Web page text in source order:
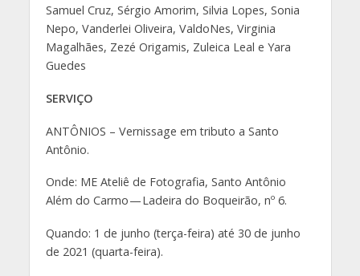
Samuel Cruz, Sérgio Amorim, Silvia Lopes, Sonia
Nepo, Vanderlei Oliveira, ValdoNes, Virginia
Magalhães, Zezé Origamis, Zuleica Leal e Yara
Guedes
SERVIÇO
ANTÔNIOS – Vernissage em tributo a Santo
Antônio.
Onde: ME Ateliê de Fotografia, Santo Antônio
Além do Carmo — Ladeira do Boqueirão, nº 6.
Quando: 1 de junho (terça-feira) até 30 de junho
de 2021 (quarta-feira).